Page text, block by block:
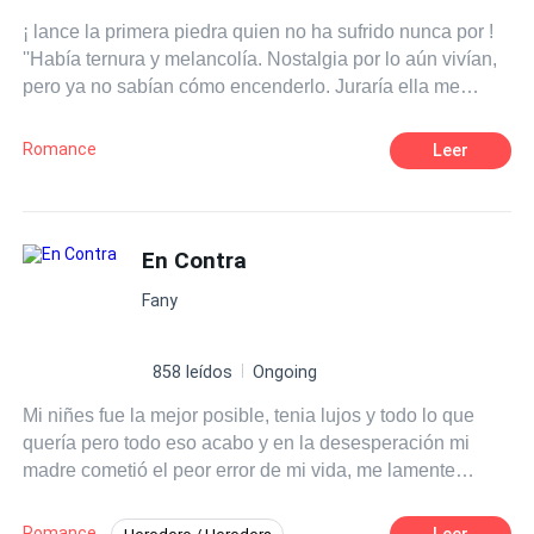
¡ lance la primera piedra quien no ha sufrido nunca por !
''Había ternura y melancolía. Nostalgia por lo aún vivían,
pero ya no sabían cómo encenderlo. Juraría ella me
y lejos, la sentí tan sí... tan en nuestro mundo. Ibamos en
deuda con lo que fuimos y con lo que aún anhelábamos
terminar. Siente la ceguera de las primeras semanas; la
el dolor sin acostumbrarte a él, y de paso diviértete con el
Romance Leer
En Contra
Fany
858 leídos Ongoing
Mi niñes fue la mejor posible, tenia lujos y todo lo que
quería pero todo eso acabo y en la desesperación mi
madre cometió el peor error de mi vida, me lamente
este charco de lodo.